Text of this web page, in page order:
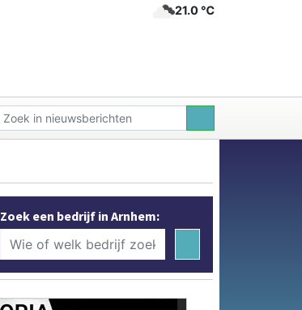
21.0 ℃
Zoek een bedrijf in Arnhem: